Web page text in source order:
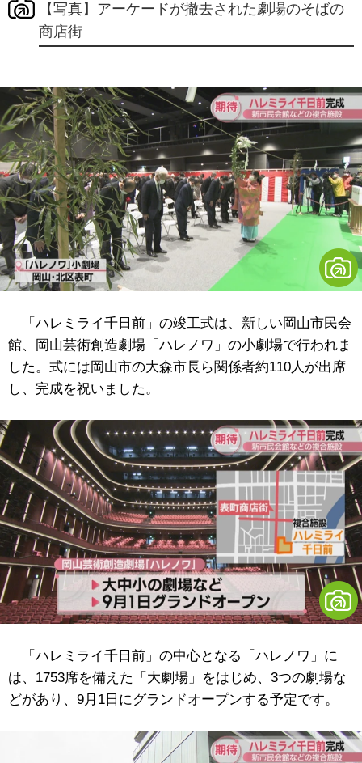
【写真】アーケードが撤去された劇場のそばの
商店街
「ハレミライ千日前」の竣工式は、新しい岡山市民会
館、岡山芸術創造劇場「ハレノワ」の小劇場で行われま
した。式には岡山市の大森市長ら関係者約110人が出席
し、完成を祝いました。
「ハレミライ千日前」の中心となる「ハレノワ」に
は、1753席を備えた「大劇場」をはじめ、3つの劇場な
どがあり、9月1日にグランドオープンする予定です。